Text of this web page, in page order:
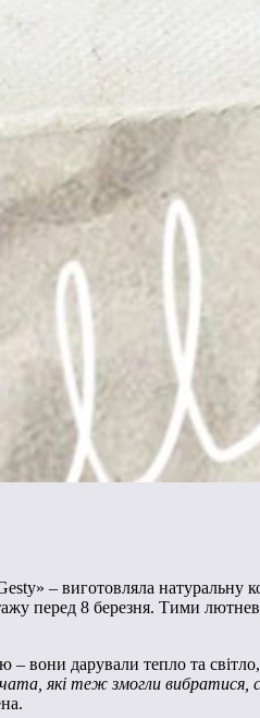
– виготовляла натуральну
перед 8 березня. Тими
вони дарували тепло та
які теж змогли вибратися,